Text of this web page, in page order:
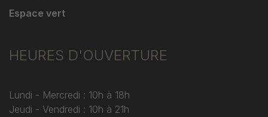
Espace vert
HEURES D'OUVERTURE
Lundi - Mercredi : 10h à 18h
Jeudi - Vendredi : 10h à 21h